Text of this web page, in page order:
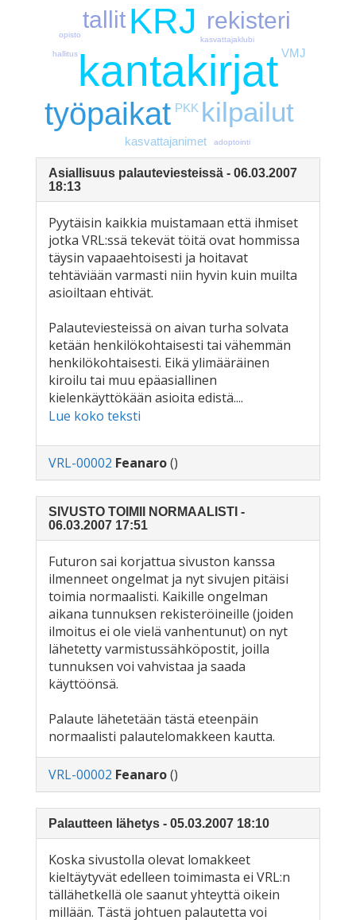
kantakirjat
KRJ
työpaikat kilpailut
rekisteri
tallit
PKK
kasvattajanimet
VMJ
hallitus
kasvattajaklubi
opisto
adoptointi
Asiallisuus palauteviesteissä - 06.03.2007
18:13
Pyytäisin kaikkia muistamaan että ihmiset
jotka VRL:ssä tekevät töitä ovat hommissa
täysin vapaaehtoisesti ja hoitavat
tehtäviään varmasti niin hyvin kuin muilta
asioiltaan ehtivät.
Palauteviesteissä on aivan turha solvata
ketään henkilökohtaisesti tai vähemmän
henkilökohtaisesti. Eikä ylimääräinen
kiroilu tai muu epäasiallinen
kielenkäyttökään asioita edistä....
Lue koko teksti
VRL-00002 Feanaro()
SIVUSTO TOIMII NORMAALISTI -
06.03.2007 17:51
Futuron sai korjattua sivuston kanssa
ilmenneet ongelmat ja nyt sivujen pitäisi
toimia normaalisti. Kaikille ongelman
aikana tunnuksen rekisteröineille (joiden
ilmoitus ei ole vielä vanhentunut) on nyt
lähetetty varmistussähköpostit, joilla
tunnuksen voi vahvistaa ja saada
käyttöönsä.
Palaute lähetetään tästä eteenpäin
normaalisti palautelomakkeen kautta.
VRL-00002 Feanaro()
Palautteen lähetys - 05.03.2007 18:10
Koska sivustolla olevat lomakkeet
kieltäytyvät edelleen toimimasta ei VRL:n
tällähetkellä ole saanut yhteyttä oikein
millään. Tästä johtuen palautetta voi